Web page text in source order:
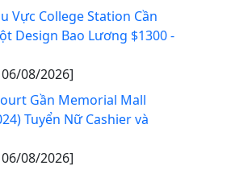
Vực College Station Cần
Design Bao Lương $1300 -
08/2026]
Gần Memorial Mall
Tuyển Nữ Cashier và
08/2026]